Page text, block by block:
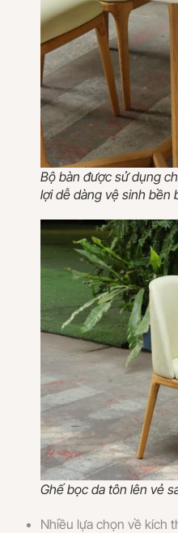
Bộ bàn được sử dụng
lợi dễ dàng vệ sinh bền
Ghế bọc da tôn lên vẻ
Nhiều lựa chọn về kích